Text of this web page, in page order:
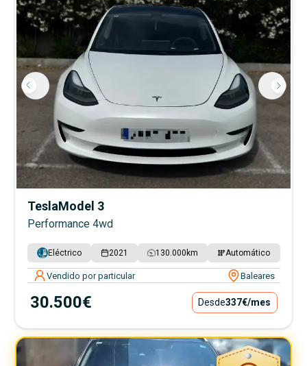
TeslaModel 3
Performance 4wd
Eléctrico 2021 130.000 km Automático
Vendido por particular Baleares
30.500€ Desde337€/mes